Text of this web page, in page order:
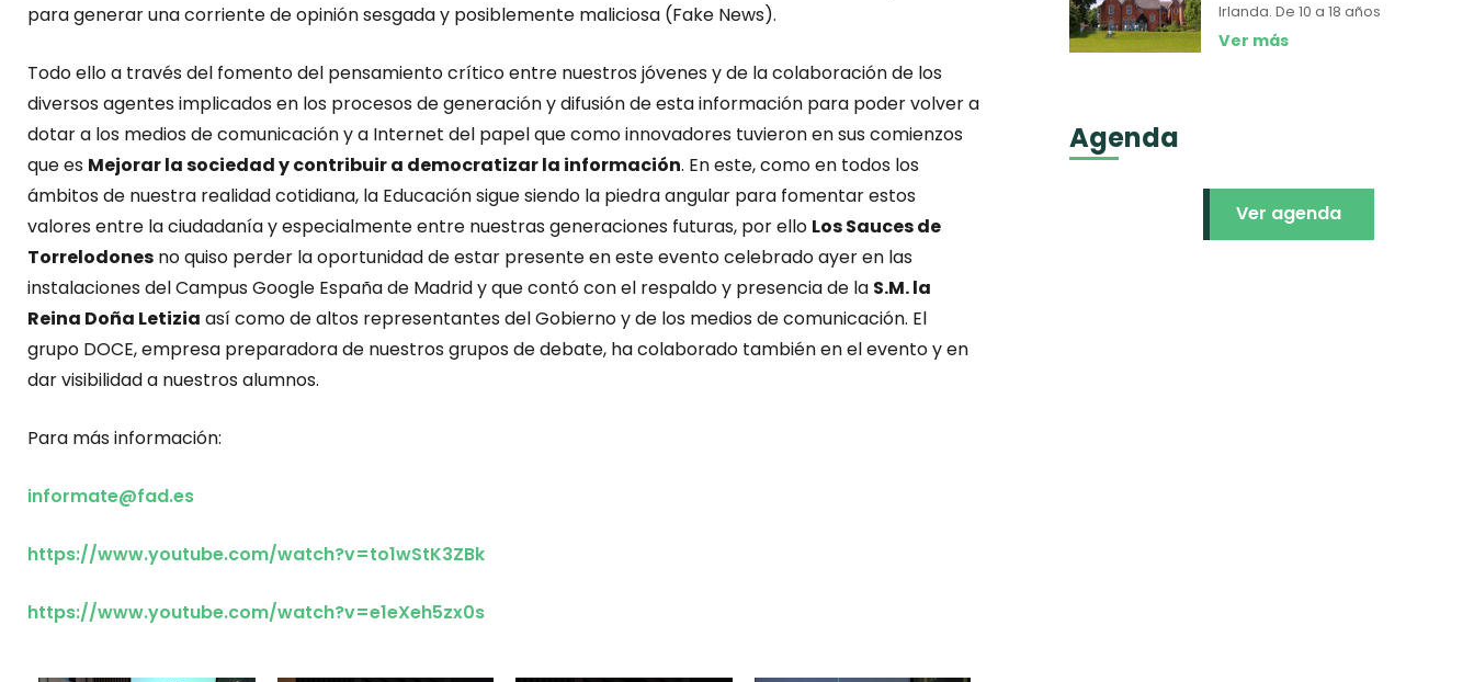
para generar una corriente de opinión sesgada y posiblemente maliciosa (Fake News).
Todo ello a través del fomento del pensamiento crítico entre nuestros jóvenes y de la colaboración de los
diversos agentes implicados en los procesos de generación y difusión de esta información para poder volver a
dotar a los medios de comunicación y a Internet del papel que como innovadores tuvieron en sus comienzos
que es Mejorar la sociedad y contribuir a democratizar la información. En este, como en todos los
ámbitos de nuestra realidad cotidiana, la Educación sigue siendo la piedra angular para fomentar estos
valores entre la ciudadanía y especialmente entre nuestras generaciones futuras, por ello Los Sauces de
Torrelodones no quiso perder la oportunidad de estar presente en este evento celebrado ayer en las
instalaciones del Campus Google España de Madrid y que contó con el respaldo y presencia de la S.M. la
Reina Doña Letizia así como de altos representantes del Gobierno y de los medios de comunicación. El
grupo DOCE, empresa preparadora de nuestros grupos de debate, ha colaborado también en el evento y en
dar visibilidad a nuestros alumnos.
Para más información:
informate@fad.es
https://www.youtube.com/watch?v=to1wStK3ZBk
https://www.youtube.com/watch?v=e1eXeh5zx0s
Irlanda.De 10 a 18 años
Ver más
Agenda
Ver agenda